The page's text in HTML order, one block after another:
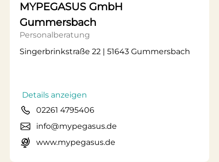
MYPEGASUS GmbH
Gummersbach
Personalberatung
Singerbrinkstraße 22 | 51643 Gummersbach
Details anzeigen
02261 4795406
info@mypegasus.de
www.mypegasus.de